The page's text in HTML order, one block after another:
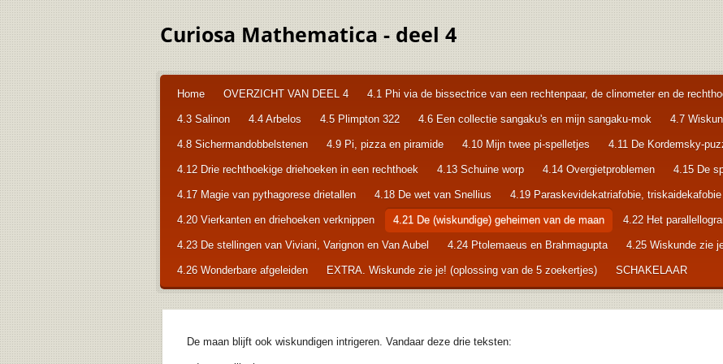
Curiosa Mathematica - deel 4
Home OVERZICHT VAN DEEL 4 4.1 Phi via de bissectrice van een rechtenpaar, de clinometer en de
4.3 Salinon 4.4 Arbelos 4.5 Plimpton 322 4.6 Een collectie sangaku's en mijn sangaku-mok 4.7
4.8 Sichermandobbelstenen 4.9 Pi, pizza en piramide 4.10 Mijn twee pi-spelletjes 4.11 De Kordemsky-
4.12 Drie rechthoekige driehoeken in een rechthoek 4.13 Schuine worp 4.14 Overgietproblemen 4.15 De
4.17 Magie van pythagorese drietallen 4.18 De wet van Snellius 4.19 Paraskevidekatriafobie,
4.20 Vierkanten en driehoeken verknippen 4.21 De (wiskundige) geheimen van de maan 4.22 Het
4.23 De stellingen van Viviani, Varignon en Van Aubel 4.24 Ptolemaeus en Brahmagupta 4.25 Wiskunde zie
4.26 Wonderbare afgeleiden EXTRA. Wiskunde zie je! (oplossing van de 5 zoekertjes) SCHAKELAAR
De maan blijft ook wiskundigen intrigeren. Vandaar deze drie teksten: